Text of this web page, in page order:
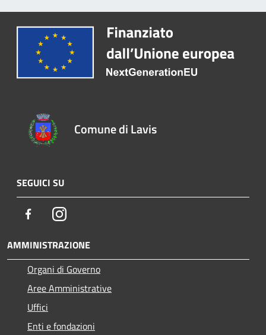
Comune di Lavis
SEGUICI SU
FacebookInstagram
AMMINISTRAZIONE
Organi di Governo
Aree Amministrative
Uffici
Enti e fondazioni